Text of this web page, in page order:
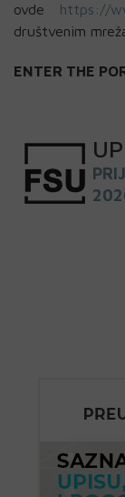
ovde https://
društvenim
ENTER THE